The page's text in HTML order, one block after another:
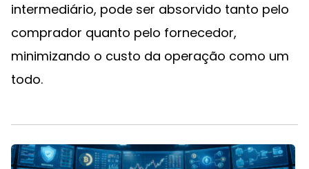
intermediário, pode ser absorvido tanto pelo
comprador quanto pelo fornecedor,
minimizando o custo da operação como um
todo.